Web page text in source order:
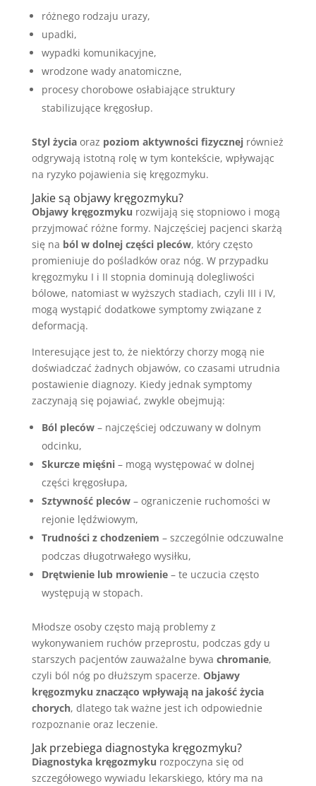
różnego rodzaju urazy,
upadki,
wypadki komunikacyjne,
wrodzone wady anatomiczne,
procesy chorobowe osłabiające struktury
stabilizujące kręgosłup.
Styl życiaoraz poziom aktywności fizycznejrównież
odgrywają istotną rolę w tym kontekście, wpływając
na ryzyko pojawienia się kręgozmyku.
Jakie są objawy kręgozmyku?
Objawy kręgozmyku rozwijają się stopniowo i mogą
przyjmować różne formy. Najczęściej pacjenci skarżą
się na ból w dolnej części pleców, który często
promieniuje do pośladków oraz nóg. W przypadku
kręgozmyku I i II stopnia dominują dolegliwości
bólowe, natomiast w wyższych stadiach, czyli III i IV,
mogą wystąpić dodatkowe symptomy związane z
deformacją.
Interesujące jest to, że niektórzy chorzy mogą nie
doświadczać żadnych objawów, co czasami utrudnia
postawienie diagnozy. Kiedy jednak symptomy
zaczynają się pojawiać, zwykle obejmują:
Ból pleców– najczęściej odczuwany w dolnym
odcinku,
Skurcze mięśni– mogą występować w dolnej
części kręgosłupa,
Sztywność pleców– ograniczenie ruchomości w
rejonie lędźwiowym,
Trudności z chodzeniem – szczególnie odczuwalne
podczas długotrwałego wysiłku,
Drętwienie lub mrowienie– te uczucia często
występują w stopach.
Młodsze osoby często mają problemy z
wykonywaniem ruchów przeprostu, podczas gdy u
starszych pacjentów zauważalne bywa chromanie,
czyli ból nóg po dłuższym spacerze. Objawy
kręgozmyku znacząco wpływają na jakość życia
chorych, dlatego tak ważne jest ich odpowiednie
rozpoznanie oraz leczenie.
Jak przebiega diagnostyka kręgozmyku?
Diagnostyka kręgozmyku rozpoczyna się od
szczegółowego wywiadu lekarskiego, który ma na